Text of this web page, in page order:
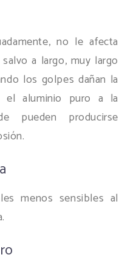
no le afecta
a largo, muy largo
los golpes dañan la
el aluminio puro a la
pueden producirse
menos sensibles al